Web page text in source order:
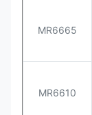
MR6665
MR6610